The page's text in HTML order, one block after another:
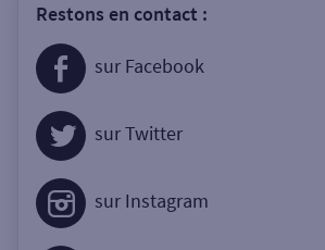
Restons en contact :
sur Facebook
sur Twitter
sur Instagram